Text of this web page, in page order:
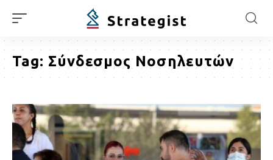
Tag: Σύνδεσμος Νοσηλευτών